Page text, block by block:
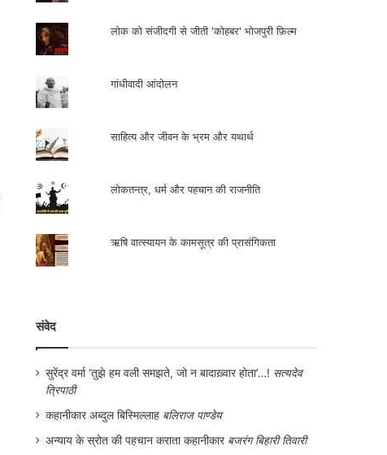
लोक को संजीदगी से जीती 'कोहबर' भोजपुरी फ़िल्म
गांधीवादी आंदोलन
साहित्य और जीवन के भ्रम और यथार्थ
लोकतन्त्र, धर्म और पहचान की राजनीति
ऋषि वात्स्यायन के कामसूत्र की प्रासंगिकता
संवेद
सुरेंद्र वर्मा ‘तुझे हम वली समझते, जो न बादाख़्वार होता’…! सत्यदेव
त्रिपाठी
कहानीकार अब्दुल बिस्मिल्लाह बलिराज पाण्डेय
अन्याय के स्रोत की पहचान कराता कहानीकार बजरंग बिहारी तिवारी